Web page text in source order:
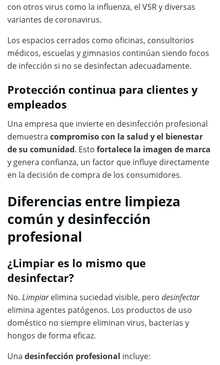
con otros virus como la influenza, el VSR y diversas
variantes de coronavirus.
Los espacios cerrados como oficinas, consultorios
médicos, escuelas y gimnasios continúan siendo focos
de infección si no se desinfectan adecuadamente.
Protección continua para clientes y
empleados
Una empresa que invierte en desinfección profesional
demuestra compromiso con la salud y el bienestar
de su comunidad. Esto fortalece la imagen de marca
y genera confianza, un factor que influye directamente
en la decisión de compra de los consumidores.
Diferencias entre limpieza
común y desinfección
profesional
¿Limpiar es lo mismo que
desinfectar?
No. Limpiarelimina suciedad visible, pero desinfectar
elimina agentes patógenos. Los productos de uso
doméstico no siempre eliminan virus, bacterias y
hongos de forma eficaz.
Una desinfección profesional incluye: